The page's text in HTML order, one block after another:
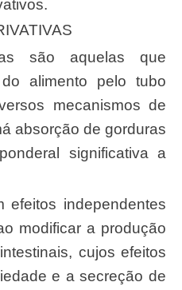
alimento pelo tubo
mecanismos de
absorção de gorduras
significativa a
modificar a produção
cujos efeitos
e a secreção de